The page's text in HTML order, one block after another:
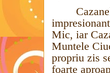
Mic, iar
Muntele
propriu zis
foarte